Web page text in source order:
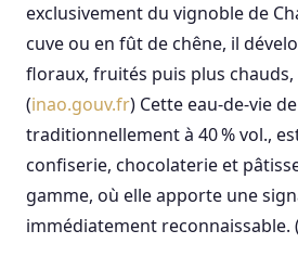
exclusivement du vignoble de
cuve ou en fût de chêne, il
floraux, fruités puis plus
(inao.gouv.fr) Cette eau-de-vie
traditionnellement à 40 % vol.,
confiserie, chocolaterie et
gamme, où elle apporte une
immédiatement reconnaissable. (